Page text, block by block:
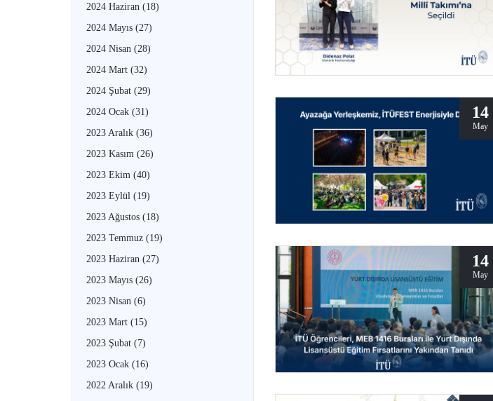
2024 Haziran (18)
2024 Mayıs (27)
2024 Nisan (28)
2024 Mart (32)
2024 Şubat (29)
2024 Ocak (31)
2023 Aralık (36)
2023 Kasım (26)
2023 Ekim (40)
2023 Eylül (19)
2023 Ağustos (18)
2023 Temmuz (19)
2023 Haziran (27)
2023 Mayıs (26)
2023 Nisan (6)
2023 Mart (15)
2023 Şubat (7)
2023 Ocak (16)
2022 Aralık (19)
14
May
14
May